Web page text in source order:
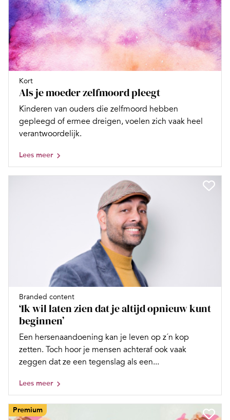
Kort
Als je moeder zelfmoord pleegt
Kinderen van ouders die zelfmoord hebben
gepleegd of ermee dreigen, voelen zich vaak heel
verantwoordelijk.
Lees meer
Branded content
‘Ik wil laten zien dat je altijd opnieuw kunt
beginnen’
Een hersenaandoening kan je leven op z´n kop
zetten. Toch hoor je mensen achteraf ook vaak
zeggen dat ze een tegenslag als een...
Lees meer
Premium